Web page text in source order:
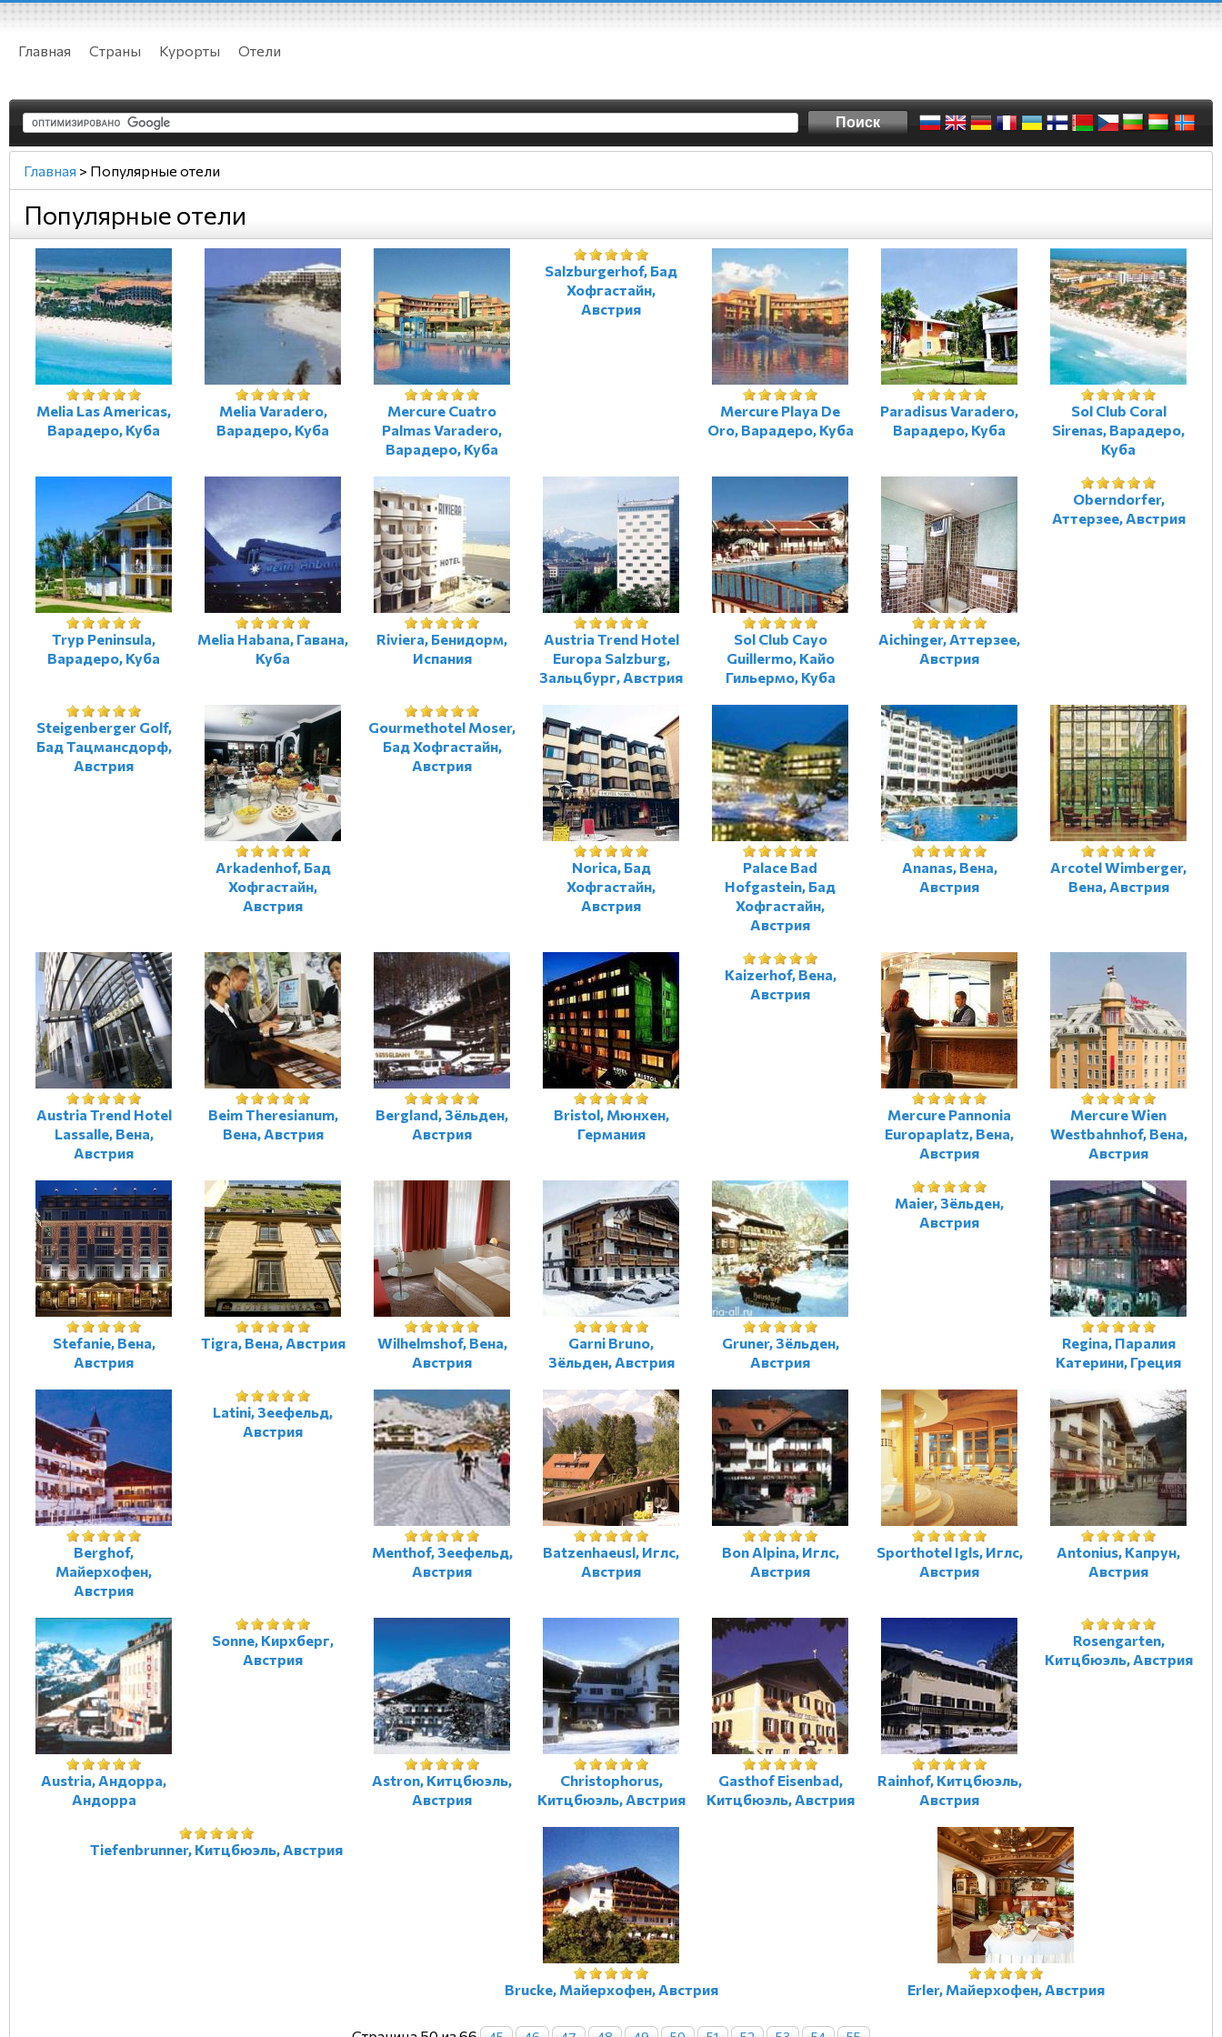
Главная Страны Курорты Отели
Главная > Популярные отели
Популярные отели
Melia Las Americas,
Варадеро, Куба
Melia Varadero,
Варадеро, Куба
Mercure Cuatro
Palmas Varadero,
Варадеро, Куба
Salzburgerhof, Бад
Хофгастайн,
Австрия
Mercure Playa De
Oro, Варадеро, Куба
Paradisus Varadero,
Варадеро, Куба
Sol Club Coral
Sirenas, Варадеро,
Куба
Tryp Peninsula,
Варадеро, Куба
Melia Habana, Гавана,
Куба
Riviera, Бенидорм,
Испания
Austria Trend Hotel
Europa Salzburg,
Зальцбург, Австрия
Sol Club Cayo
Guillermo, Кайо
Гильермо, Куба
Aichinger, Аттерзее,
Австрия
Oberndorfer,
Аттерзее, Австрия
Steigenberger Golf,
Бад Тацмансдорф,
Австрия
Arkadenhof, Бад
Хофгастайн,
Австрия
Gourmethotel Moser,
Бад Хофгастайн,
Австрия
Norica, Бад
Хофгастайн,
Австрия
Palace Bad
Hofgastein, Бад
Хофгастайн,
Австрия
Ananas, Вена,
Австрия
Arcotel Wimberger,
Вена, Австрия
Austria Trend Hotel
Lassalle, Вена,
Австрия
Beim Theresianum,
Вена, Австрия
Bergland, Зёльден,
Австрия
Bristol, Мюнхен,
Германия
Kaizerhof, Вена,
Австрия
Mercure Pannonia
Europaplatz, Вена,
Австрия
Mercure Wien
Westbahnhof, Вена,
Австрия
Stefanie, Вена,
Австрия
Tigra, Вена, Австрия
Wilhelmshof, Вена,
Австрия
Garni Bruno,
Зёльден, Австрия
Gruner, Зёльден,
Австрия
Maier, Зёльден,
Австрия
Regina, Паралия
Катерини, Греция
Berghof,
Майерхофен,
Австрия
Latini, Зеефельд,
Австрия
Menthof, Зеефельд,
Австрия
Batzenhaeusl, Иглс,
Австрия
Bon Alpina, Иглс,
Австрия
Sporthotel Igls, Иглс,
Австрия
Antonius, Капрун,
Австрия
Austria, Андорра,
Андорра
Sonne, Кирхберг,
Австрия
Astron, Китцбюэль,
Австрия
Christophorus,
Китцбюэль, Австрия
Gasthof Eisenbad,
Китцбюэль, Австрия
Rainhof, Китцбюэль,
Австрия
Rosengarten,
Китцбюэль, Австрия
Tiefenbrunner, Китцбюэль, Австрия
Brucke, Майерхофен, Австрия Erler, Майерхофен, Австрия